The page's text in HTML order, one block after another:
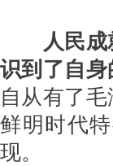
人民
识到了自身
自从有了
鲜明时代
现。